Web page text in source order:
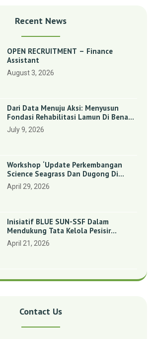
Recent News
OPEN RECRUITMENT – Finance
Assistant
August 3, 2026
Dari Data Menuju Aksi: Menyusun
Fondasi Rehabilitasi Lamun Di Benan
Dan Sebong Lagoi, Kepulauan Riau
July 9, 2026
Workshop ‘Update Perkembangan
Science Seagrass Dan Dugong Di
Indonesia’: Perkuat Dasar Ilmiah Dan
Kolaborasi Konservasi
April 29, 2026
Inisiatif BLUE SUN-SSF Dalam
Mendukung Tata Kelola Pesisir
Melalui Pemetaan Partisipatif Di
Enam Desa Kepulauan Riau
April 21, 2026
Contact Us